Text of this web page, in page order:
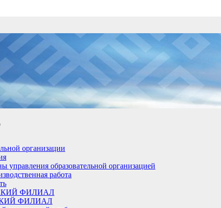
организации
управления образовательной организацией
работа
ФИЛИАЛ
ФИЛИАЛ